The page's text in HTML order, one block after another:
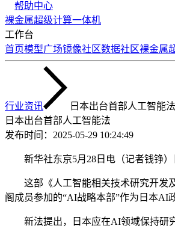
帮助中心
裸金属超级计算一体机
工作台
首页模型广场镜像社区数据社区裸金属
行业资讯
日本出台首部人工智能法
日本出台首部人工智能法
发布时间： 2025-05-29 10:24:49
新华社东京5月28日电（记者钱铮）
这部《人工智能相关技术研究开发及
阁成员参加的“AI战略本部”作为日本AI
新法提出，日本应在AI领域保持研究